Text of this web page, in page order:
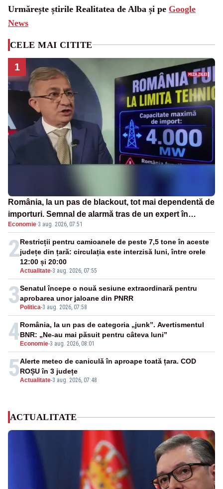
Urmărește știrile Realitatea de Alba și pe Google
News
CELE MAI CITITE
1
România, la un pas de blackout, tot mai dependentă de
importuri. Semnal de alarmă tras de un expert în
energie
Economie·3 aug. 2026, 07:51
2
Actualitate-3 aug. 2026, 07:55
Restricții pentru camioanele de peste 7,5 tone în aceste
județe din țară: circulația este interzisă luni, între orele
12:00 și 20:00
3 Politica-3 aug. 2026, 07:58
Senatul începe o nouă sesiune extraordinară pentru
aprobarea unor jaloane din PNRR
4 Economie-3 aug. 2026, 08:01
România, la un pas de categoria „junk”. Avertismentul
BNR: „Ne-au mai păsuit pentru câteva luni”
5Actualitate-3 aug. 2026, 07:48
Alerte meteo de caniculă în aproape toată țara. COD
ROȘU în 3 județe
ACTUALITATE